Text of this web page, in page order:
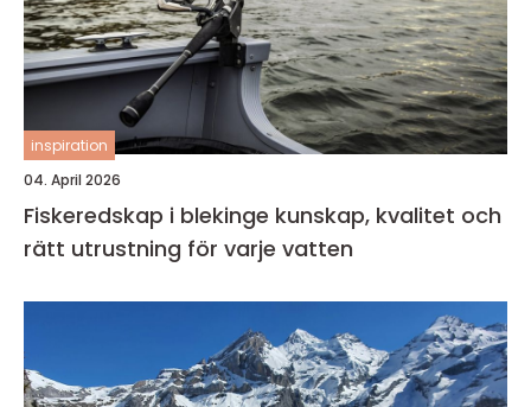
inspiration
04. April 2026
Fiskeredskap i blekinge kunskap, kvalitet och
rätt utrustning för varje vatten